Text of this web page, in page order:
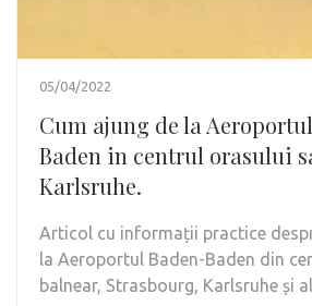
05/04/2022
Cum ajung de la
Baden in centrul orasului
Karlsruhe.
Articol cu informații practice
la Aeroportul Baden-Baden din
balnear, Strasbourg, Karlsruhe și